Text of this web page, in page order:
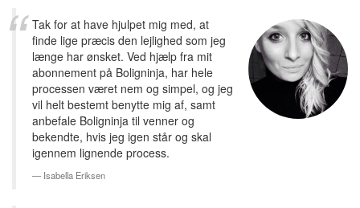
Tak for at have hjulpet mig med, at
finde lige præcis den lejlighed som jeg
længe har ønsket. Ved hjælp fra mit
abonnement på Boligninja, har hele
processen været nem og simpel, og jeg
vil helt bestemt benytte mig af, samt
anbefale Boligninja til venner og
bekendte, hvis jeg igen står og skal
igennem lignende process.
Isabella Eriksen